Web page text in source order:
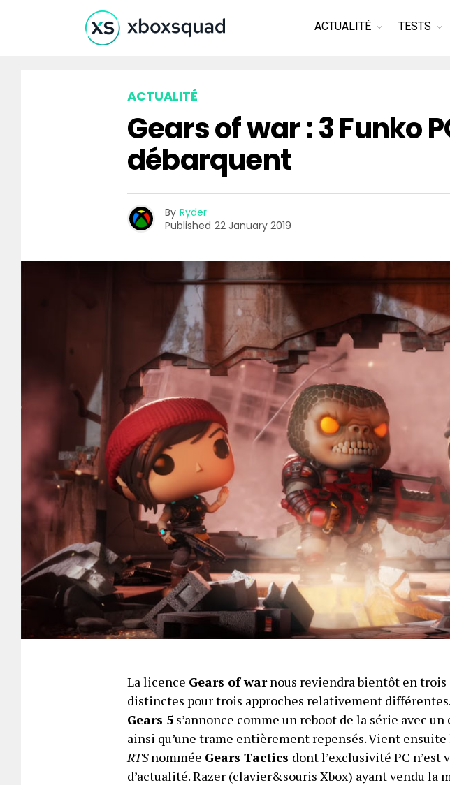
ACTUALITÉ TESTS
ACTUALITÉ
Gears of war : 3 Funko
débarquent
By Ryder
Published 22 January 2019
La licence Gears of warnous reviendra bientôt en trois
distinctes pour trois approches relativement différentes.
Gears 5 s’annonce comme un reboot de la série avec
ainsi qu’une trame entièrement repensés. Vient
RTSnommée Gears Tactics dont l’exclusivité PC n’est
d’actualité. Razer (clavier&souris Xbox) ayant vendu la